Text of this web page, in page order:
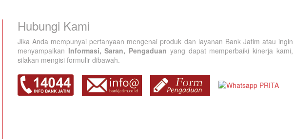
Hubungi Kami
Jika Anda mempunyai pertanyaan mengenai produk dan layanan Bank Jatim atau ingin
menyampaikan Informasi, Saran, Pengaduan yang dapat memperbaiki kinerja kami,
silakan mengisi formulir dibawah.